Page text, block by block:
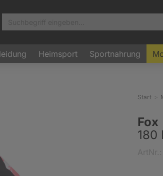
Heimsport Sportnahrung
Start
Fox
180